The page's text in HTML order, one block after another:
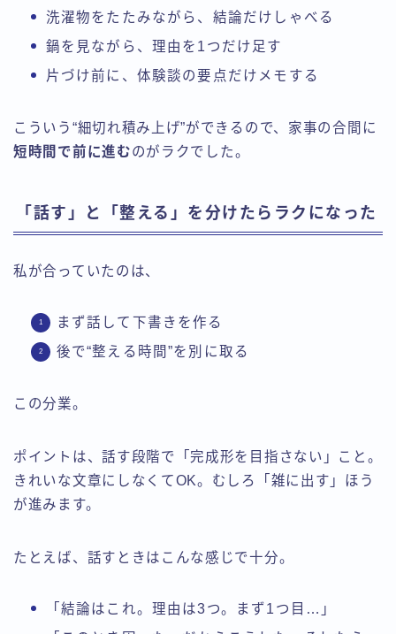
洗濯物をたたみながら、結論だけしゃべる
鍋を見ながら、理由を1つだけ足す
片づけ前に、体験談の要点だけメモする
こういう“細切れ積み上げ”ができるので、家事の合間に
短時間で前に進むのがラクでした。
「話す」と「整える」を分けたらラクになった
私が合っていたのは、
まず話して下書きを作る
後で“整える時間”を別に取る
この分業。
ポイントは、話す段階で「完成形を目指さない」こと。
きれいな文章にしなくてOK。むしろ「雑に出す」ほう
が進みます。
たとえば、話すときはこんな感じで十分。
「結論はこれ。理由は3つ。まず1つ目…」